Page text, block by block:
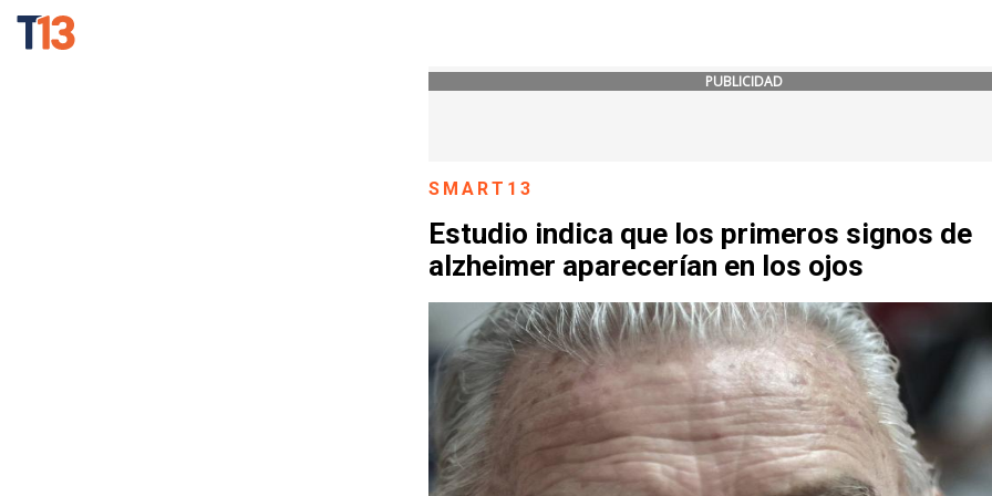
PUBLICIDAD
SMART13
Estudio indica que los primeros signos de
alzheimer aparecerían en los ojos